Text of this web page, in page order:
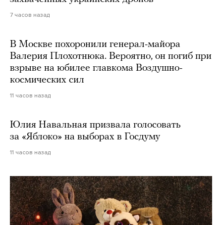
7 часов назад
В Москве похоронили генерал-майора
Валерия Плохотнюка. Вероятно, он погиб при
взрыве на юбилее главкома Воздушно-
космических сил
11 часов назад
Юлия Навальная призвала голосовать
за «Яблоко» на выборах в Госдуму
11 часов назад